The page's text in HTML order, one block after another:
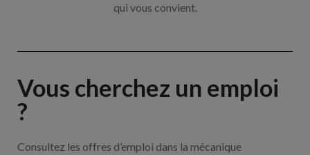
qui vous convient.
Vous cherchez un emploi
?
Consultez les offres d’emploi dans la mécanique